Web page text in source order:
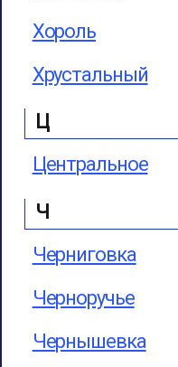
Хороль
Хрустальный
Ц
Центральное
Ч
Черниговка
Черноручье
Чернышевка